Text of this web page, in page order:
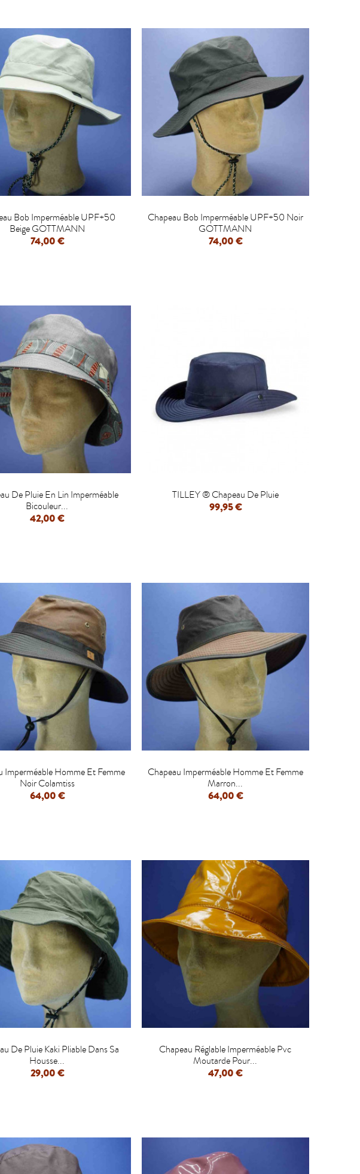
Bob Imperméable UPF+50
Beige GOTTMANN
74,00 €

Chapeau Bob Imperméable UPF+50 Noir
GOTTMANN
74,00 €
De Pluie En Lin Imperméable
Bicouleur...
42,00 €

TILLEY ® Chapeau De Pluie
99,95 €
Imperméable Homme Et Femme
Noir Colamtiss
64,00 €

Chapeau Imperméable Homme Et Femme
Marron...
64,00 €
De Pluie Kaki Pliable Dans Sa
Housse...
29,00 €
Chapeau Réglable Imperméable Pvc
Moutarde Pour...
47,00 €